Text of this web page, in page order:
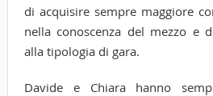
di acquisire sempre maggiore
nella conoscenza del mezzo e
alla tipologia di gara.
Davide e Chiara hanno